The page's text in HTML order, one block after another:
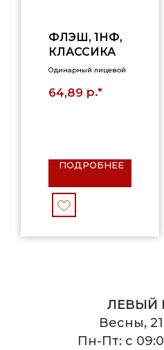
ФЛЭШ, 1НФ,
КЛАССИКА
Одинарный лицевой
64,89 р.*
ПОДРОБНЕЕ
ЛЕВЫЙ
Весны,
Пн-Пт: с